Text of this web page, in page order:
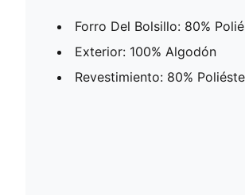
Forro Del Bolsillo: 80%
Exterior: 100% Algodón
Revestimiento: 80%